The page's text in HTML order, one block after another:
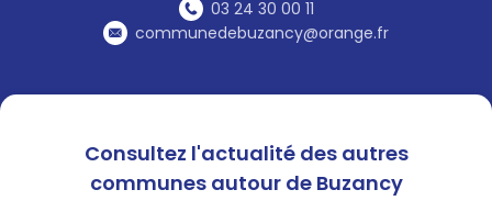
03 24 30 00 11
communedebuzancy@orange.fr
Consultez l'actualité des autres
communes autour de Buzancy